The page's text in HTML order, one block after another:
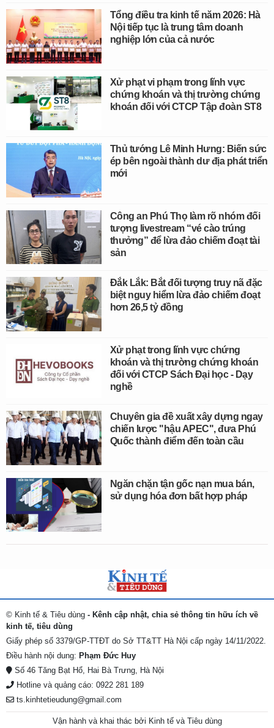
Tổng điều tra kinh tế năm 2026: Hà
Nội tiếp tục là trung tâm doanh
nghiệp lớn của cả nước
Xử phạt vi phạm trong lĩnh vực
chứng khoán và thị trường chứng
khoán đối với CTCP Tập đoàn ST8
Thủ tướng Lê Minh Hưng: Biến sức
ép bên ngoài thành dư địa phát triển
mới
Công an Phú Thọ làm rõ nhóm đối
tượng livestream “vé cào trúng
thưởng” để lừa đảo chiếm đoạt tài
sản
Đắk Lắk: Bắt đối tượng truy nã đặc
biệt nguy hiểm lừa đảo chiếm đoạt
hơn 26,5 tỷ đồng
Xử phạt trong lĩnh vực chứng
khoán và thị trường chứng khoán
đối với CTCP Sách Đại học - Dạy
nghề
Chuyên gia đề xuất xây dựng ngay
chiến lược "hậu APEC", đưa Phú
Quốc thành điểm đến toàn cầu
Ngăn chặn tận gốc nạn mua bán,
sử dụng hóa đơn bất hợp pháp
© Kinh tế & Tiêu dùng - Kênh cập nhật, chia sẻ thông tin hữu ích về
kinh tế, tiêu dùng
Giấy phép số 3379/GP-TTĐT do Sở TT&TT Hà Nội cấp ngày 14/11/2022.
Điều hành nội dung: Phạm Đức Huy
Số 46 Tăng Bạt Hổ, Hai Bà Trưng, Hà Nội
Hotline và quảng cáo: 0922 281 189
ts.kinhtetieudung@gmail.com
Vận hành và khai thác bởi Kinh tế và Tiêu dùng